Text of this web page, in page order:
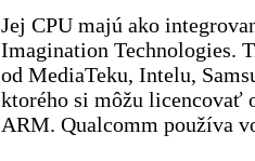
Jej CPU majú ako
Imagination Technologies.
od MediaTeku, Intelu,
ktorého si môžu licencovať
ARM. Qualcomm používa